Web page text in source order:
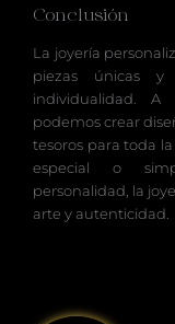
Conclusión
La joyería
piezas únicas y
individualidad. A
podemos crear
tesoros para toda
especial o
personalidad, la
arte y autenticidad.